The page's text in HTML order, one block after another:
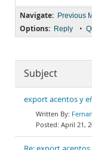
Navigate: Previous
Options: Reply •
Subject
export acentos y
April 21,